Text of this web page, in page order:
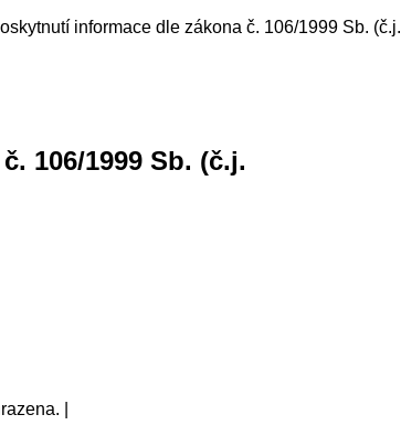
informace dle zákona č. 106/1999 Sb. (č.j.
106/1999 Sb. (č.j.
|